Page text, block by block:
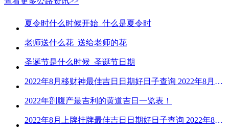
夏令时什么时候开始_什么是夏令时
老师送什么花_送给老师的花
圣诞节是什么时候_圣诞节日期
2022年8月移财神最佳吉日日期好日子查询 2022年8月移财神吉日一览
2022年剖腹产最吉利的黄道吉日一览表！
2022年8月上牌挂牌最佳吉日日期好日子查询 2022年8月上牌吉日精选